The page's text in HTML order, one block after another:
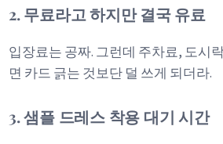
2. 무료라고 하지만 결국 유료
입장료는 공짜. 그런데 주차료, 도시
면 카드 긁는 것보단 덜 쓰게 되더라.
3. 샘플 드레스 착용 대기 시간